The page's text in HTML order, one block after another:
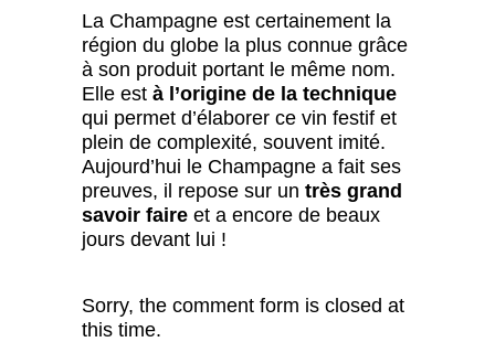
La Champagne est certainement la
région du globe la plus connue grâce
à son produit portant le même nom.
Elle est à l’origine de la technique
qui permet d’élaborer ce vin festif et
plein de complexité, souvent imité.
Aujourd’hui le Champagne a fait ses
preuves, il repose sur un très grand
savoir faire et a encore de beaux
jours devant lui !
Sorry, the comment form is closed at
this time.